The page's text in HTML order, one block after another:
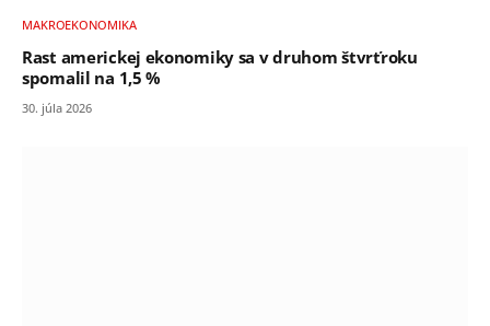
MAKROEKONOMIKA
Rast americkej ekonomiky sa v druhom štvrťroku
spomalil na 1,5 %
30. júla 2026